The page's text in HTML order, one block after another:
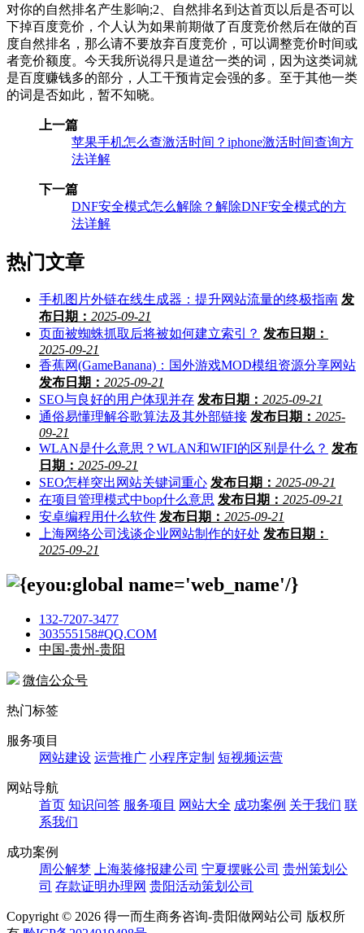
对你的自然排名产生影响;2、自然排名到达首页以后是否可以
下掉百度竞价，个人认为如果前期做了百度竞价然后在做的百
度自然排名，那么请不要放弃百度竞价，可以调整竞价时间或
者竞价额度。今天我所说得只是道岔一类的词，因为这类词就
是百度赚钱多的部分，人工干预肯定会强的多。至于其他一类
的词是否如此，暂不知晓。
上一篇
苹果手机怎么查激活时间？iphone激活时间查询方
法详解
下一篇
DNF安全模式怎么解除？解除DNF安全模式的方
法详解
热门文章
手机图片外链在线生成器：提升网站流量的终极指南 发
布日期： 2025-09-21
页面被蜘蛛抓取后将被如何建立索引？ 发布日期：
2025-09-21
香蕉网(GameBanana)：国外游戏MOD模组资源分享网站
发布日期： 2025-09-21
SEO与良好的用户体现并存 发布日期： 2025-09-21
通俗易懂理解谷歌算法及其外部链接 发布日期： 2025-
09-21
WLAN是什么意思？WLAN和WIFI的区别是什么？ 发布
日期： 2025-09-21
SEO怎样突出网站关键词重心 发布日期： 2025-09-21
在项目管理模式中bop什么意思 发布日期： 2025-09-21
安卓编程用什么软件 发布日期： 2025-09-21
上海网络公司浅谈企业网站制作的好处 发布日期：
2025-09-21
132-7207-3477
303555158#QQ.COM
中国-贵州-贵阳
微信公众号
热门标签
服务项目
网站建设 运营推广 小程序定制 短视频运营
网站导航
首页 知识问答 服务项目 网站大全 成功案例 关于我们 联
系我们
成功案例
周公解梦
上海装修报建公司 宁夏摆账公司 贵州策划公
司 存款证明办理网 贵阳活动策划公司
Copyright © 2026 得一而生商务咨询-贵阳做网站公司 版权所